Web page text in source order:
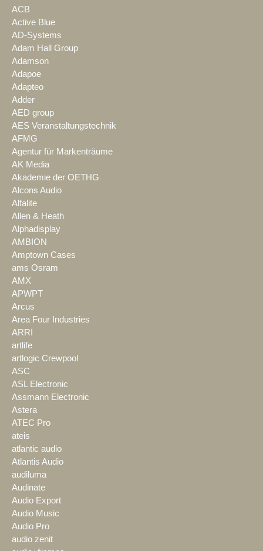
ACB
Active Blue
AD-Systems
Adam Hall Group
Adamson
Adapoe
Adapteo
Adder
AED group
AES Veranstaltungstechnik
AFMG
Agentur für Markenträume
AK Media
Akademie der OETHG
Alcons Audio
Alfalite
Allen & Heath
Alphadisplay
AMBION
Amptown Cases
ams Osram
AMX
APWPT
Arcus
Area Four Industries
ARRI
artlife
artlogic Crewpool
ASC
ASL Electronic
Assmann Electronic
Astera
ATEC Pro
ateis
atlantic audio
Atlantis Audio
audiluma
Audinate
Audio Export
Audio Music
Audio Pro
audio zenit